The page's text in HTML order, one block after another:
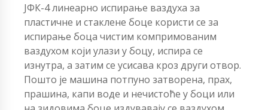
ЈФК-4 линеарно испирање ваздуха за
пластичне и стаклене боце користи се за
испирање боца чистим компримованим
ваздухом који улази у боцу, испира се
изнутра, а затим се усисава кроз други отвор.
Пошто је машина потпуно затворена, прах,
прашина, капи воде и нечистоће у боци или